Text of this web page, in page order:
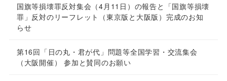
国旗等損壊罪反対集会（4月11日）の報告と「国旗等損壊
罪」反対のリーフレット（東京版と大阪版）完成のお知
らせ
第16回「日の丸・君が代」問題等全国学習・交流集会
（大阪開催） 参加と賛同のお願い